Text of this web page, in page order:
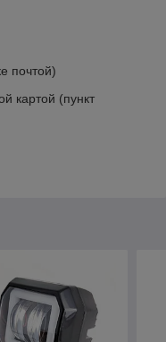
почтой)
картой (пункт